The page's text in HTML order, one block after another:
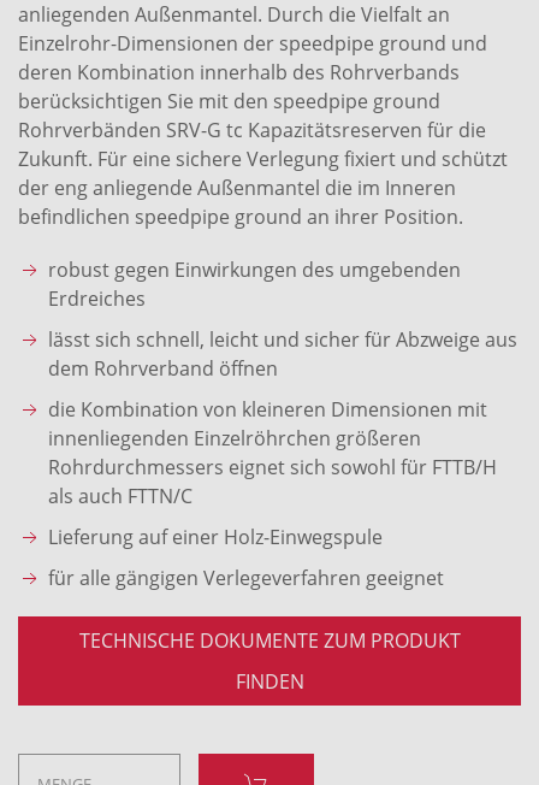
anliegenden Außenmantel. Durch die Vielfalt an
Einzelrohr-Dimensionen der speedpipe ground und
deren Kombination innerhalb des Rohrverbands
berücksichtigen Sie mit den speedpipe ground
Rohrverbänden SRV-G tc Kapazitätsreserven für die
Zukunft. Für eine sichere Verlegung fixiert und schützt
der eng anliegende Außenmantel die im Inneren
befindlichen speedpipe ground an ihrer Position.
robust gegen Einwirkungen des umgebenden
Erdreiches
lässt sich schnell, leicht und sicher für Abzweige aus
dem Rohrverband öffnen
die Kombination von kleineren Dimensionen mit
innenliegenden Einzelröhrchen größeren
Rohrdurchmessers eignet sich sowohl für FTTB/H
als auch FTTN/C
Lieferung auf einer Holz-Einwegspule
für alle gängigen Verlegeverfahren geeignet
TECHNISCHE DOKUMENTE ZUM PRODUKT
FINDEN